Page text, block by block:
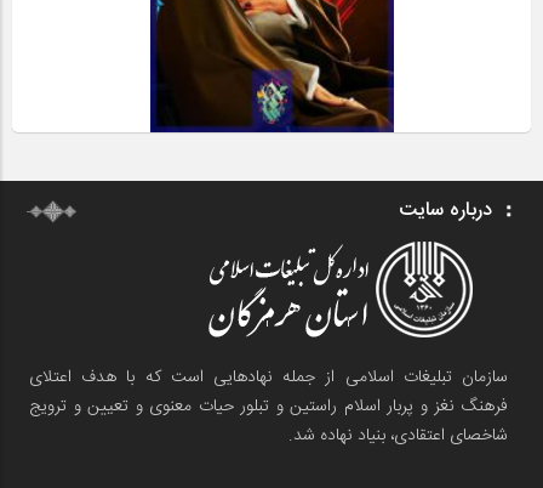
درباره سایت
سازمان تبلیغات اسلامی از جمله نهادهایی است که با هدف اعتلای
فرهنگ نغز و پربار اسلام راستین و تبلور حیات معنوی و تعیین و ترویج
شاخصای اعتقادی، بنیاد نهاده شد.